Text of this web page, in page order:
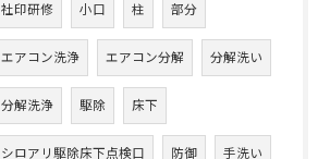
社印研修 小口 柱 部分
エアコン洗浄 エアコン分解 分解洗い
分解洗浄 駆除 床下
シロアリ駆除床下点検口 防御 手洗い